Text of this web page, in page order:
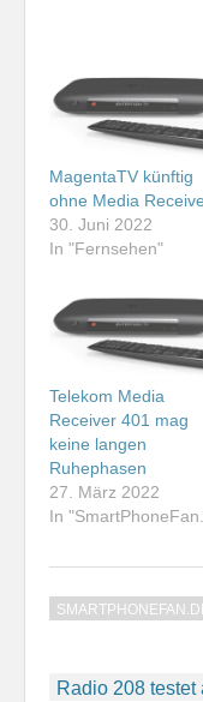
MagentaTV künftig
ohne Media
30. Juni 2022
In "Fernsehen"
Telekom Media
Receiver 401 mag
keine langen
Ruhephasen
27. März 2022
In
Radio 208 testet